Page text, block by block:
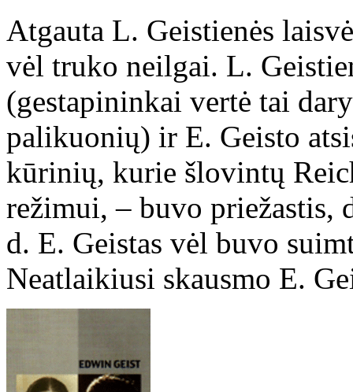
Atgauta L. Geistienės
vėl truko neilgai. L.
(gestapininkai vertė tai
palikuonių) ir E. Geisto
kūrinių, kurie šlovintų
režimui, – buvo priežastis,
d. E. Geistas vėl buvo
Neatlaikiusi skausmo E.